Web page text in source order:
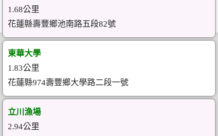
1.68公里
花蓮縣壽豐鄉池南路五段82號
東華大學
1.83公里
花蓮縣974壽豐鄉大學路二段一號
立川漁場
2.94公里